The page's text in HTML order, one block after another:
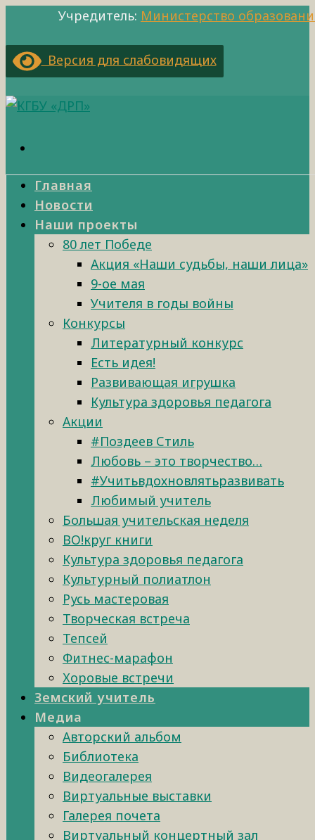
Учредитель: Министерство
Версия для слабовидящих
Главная
Новости
Наши проекты
80 лет Победе
Акция «Наши судьбы, наши лица»
9-ое мая
Учителя в годы войны
Конкурсы
Литературный конкурс
Есть идея!
Развивающая игрушка
Культура здоровья педагога
Акции
#Поздеев Стиль
Любовь – это творчество…
#Учитьвдохновлятьразвивать
Любимый учитель
Большая учительская неделя
ВО!круг книги
Культура здоровья педагога
Культурный полиатлон
Русь мастеровая
Творческая встреча
Тепсей
Фитнес-марафон
Хоровые встречи
Земский учитель
Медиа
Авторский альбом
Библиотека
Видеогалерея
Виртуальные выставки
Галерея почета
Виртуальный концертный зал